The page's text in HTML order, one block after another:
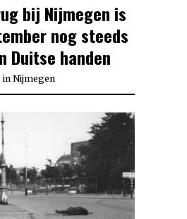
bij Nijmegen is
nog steeds
Duitse handen
in Nijmegen